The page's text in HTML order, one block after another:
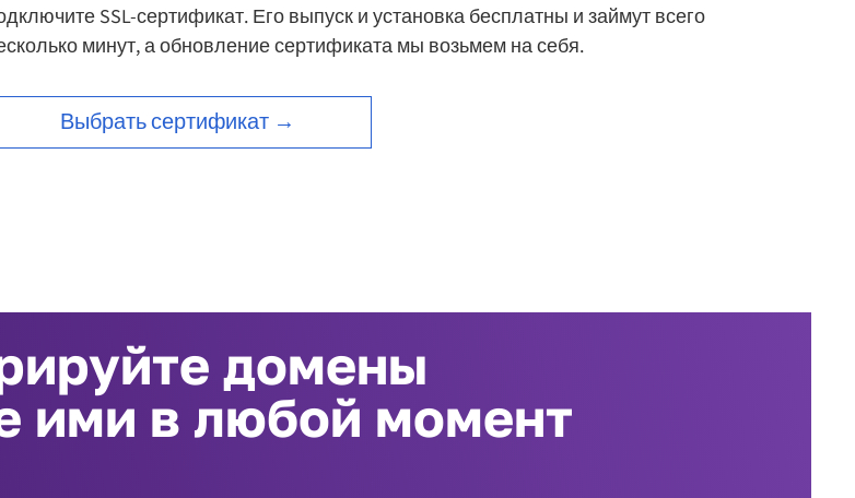
SSL-сертификат. Его выпуск и установка бесплатны и займут всего
минут, а обновление сертификата мы возьмем на себя.
Выбрать сертификат →
домены
ими в любой момент